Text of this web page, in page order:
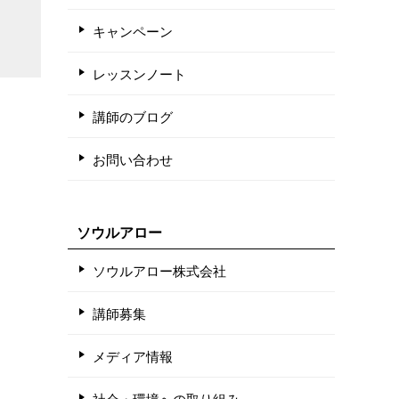
キャンペーン
レッスンノート
講師のブログ
お問い合わせ
ソウルアロー
ソウルアロー株式会社
講師募集
メディア情報